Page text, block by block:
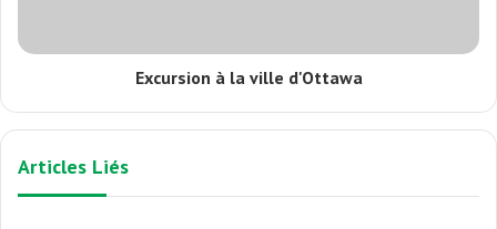
Excursion à la ville d'Ottawa
Articles Liés